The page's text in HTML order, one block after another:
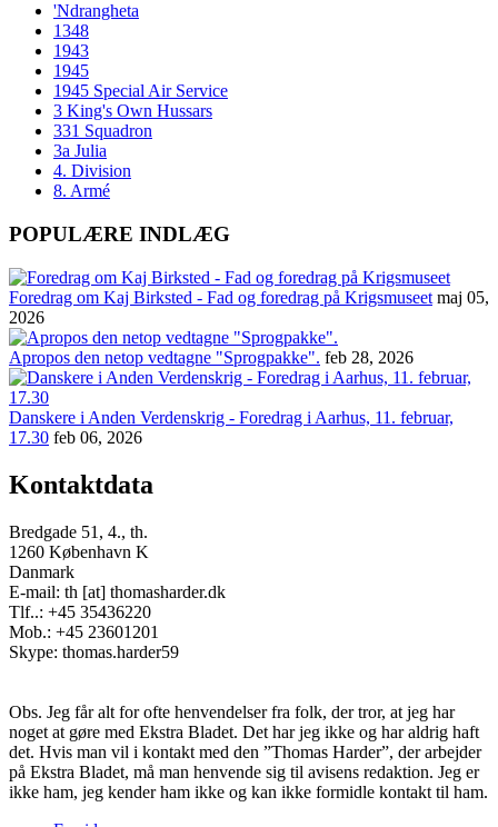
'Ndrangheta
1348
1943
1945
1945 Special Air Service
3 King's Own Hussars
331 Squadron
3a Julia
4. Division
8. Armé
POPULÆRE INDLÆG
Foredrag om Kaj Birksted - Fad og foredrag på Krigsmuseet maj 05,
2026
Apropos den netop vedtagne "Sprogpakke". feb 28, 2026
Danskere i Anden Verdenskrig - Foredrag i Aarhus, 11. februar,
17.30 feb 06, 2026
Kontaktdata
Bredgade 51, 4., th.
1260 København K
Danmark
E-mail: th [at] thomasharder.dk
Tlf..: +45 35436220
Mob.: +45 23601201
Skype: thomas.harder59
Obs. Jeg får alt for ofte henvendelser fra folk, der tror, at jeg har
noget at gøre med Ekstra Bladet. Det har jeg ikke og har aldrig haft
det. Hvis man vil i kontakt med den ”Thomas Harder”, der arbejder
på Ekstra Bladet, må man henvende sig til avisens redaktion. Jeg er
ikke ham, jeg kender ham ikke og kan ikke formidle kontakt til ham.